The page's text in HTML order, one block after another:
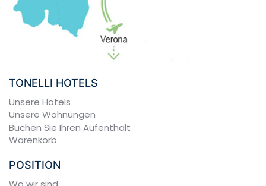
TONELLI HOTELS
Unsere Hotels
Unsere Wohnungen
Buchen Sie Ihren Aufenthalt
Warenkorb
POSITION